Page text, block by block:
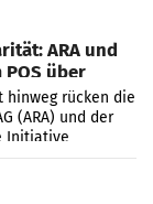
ARA und
über
hinweg rücken die
(ARA) und der
Initiative
österreichischen